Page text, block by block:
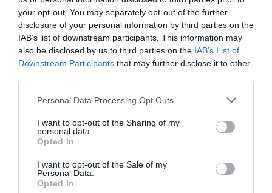
your opt-out. You may separately opt-out of the further
disclosure of your personal information by third parties on the
IAB’s list of downstream participants. This information may
also be disclosed by us to third parties on the IAB’s List of
Downstream Participants that may further disclose it to other
Personal Data Processing Opt Outs
I want to opt-out of the Sharing of my
personal data.
Opted In
I want to opt-out of the Sale of my
Personal Data.
Opted In